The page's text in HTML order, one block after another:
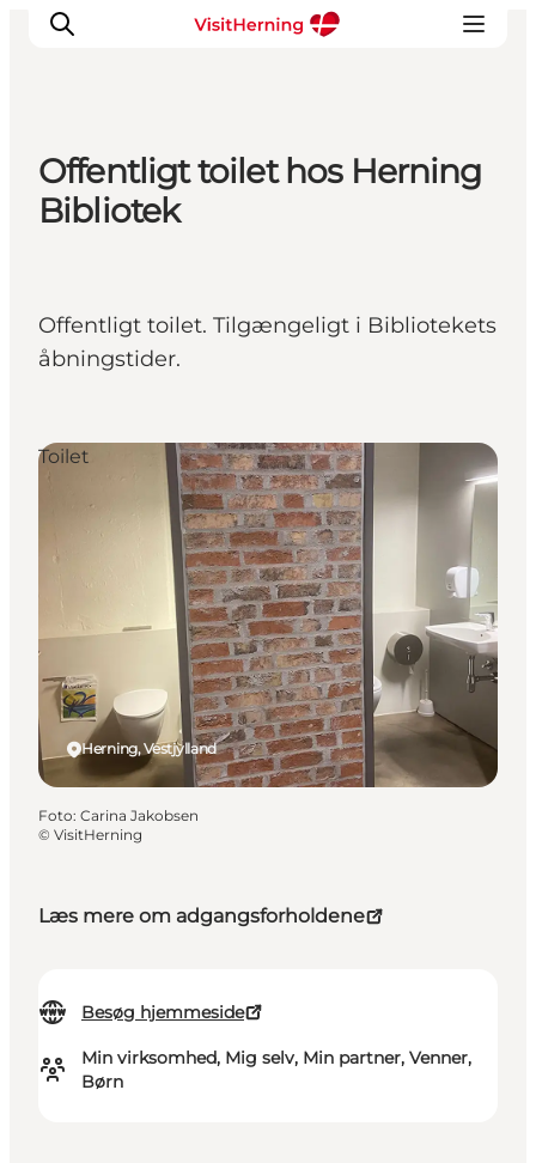
Det sker
Find vej
Sov godt
Offentligt toilet hos Herning
Bibliotek
Offentligt toilet. Tilgængeligt i Bibliotekets
åbningstider.
Læs mere om adgangsforholdene
Besøg hjemmeside
Min virksomhed, Mig selv, Min partner, Venner,
Børn
Herning, Vestjylland
Toilet
Foto: Carina Jakobsen
© VisitHerning